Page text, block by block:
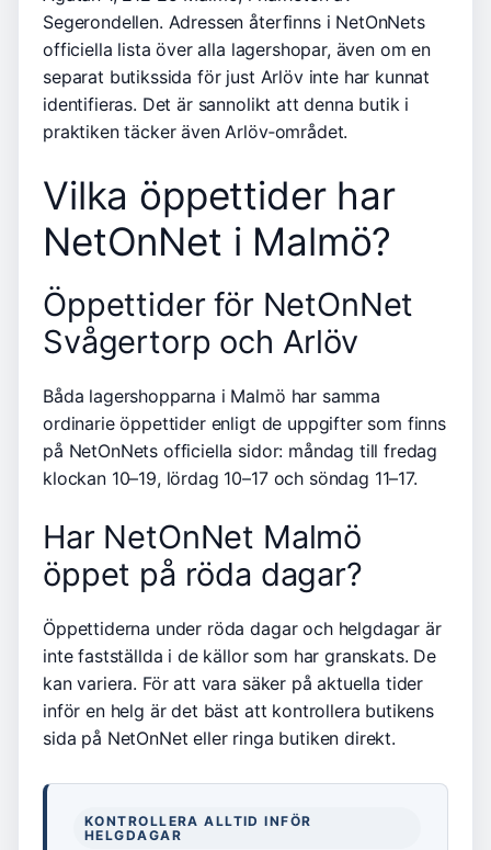
Segerondellen. Adressen återfinns i NetOnNets
officiella lista över alla lagershopar, även om en
separat butikssida för just Arlöv inte har kunnat
identifieras. Det är sannolikt att denna butik i
praktiken täcker även Arlöv‑området.
Vilka öppettider har
NetOnNet i Malmö?
Öppettider för NetOnNet
Svågertorp och Arlöv
Båda lagershopparna i Malmö har samma
ordinarie öppettider enligt de uppgifter som finns
på NetOnNets officiella sidor: måndag till fredag
klockan 10–19, lördag 10–17 och söndag 11–17.
Har NetOnNet Malmö
öppet på röda dagar?
Öppettiderna under röda dagar och helgdagar är
inte fastställda i de källor som har granskats. De
kan variera. För att vara säker på aktuella tider
inför en helg är det bäst att kontrollera butikens
sida på NetOnNet eller ringa butiken direkt.
KONTROLLERA ALLTID INFÖR
HELGDAGAR